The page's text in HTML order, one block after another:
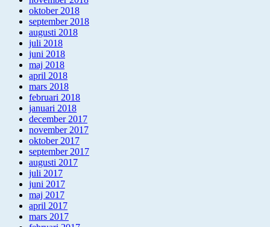
oktober 2018
september 2018
augusti 2018
juli 2018
juni 2018
maj 2018
april 2018
mars 2018
februari 2018
januari 2018
december 2017
november 2017
oktober 2017
september 2017
augusti 2017
juli 2017
juni 2017
maj 2017
april 2017
mars 2017